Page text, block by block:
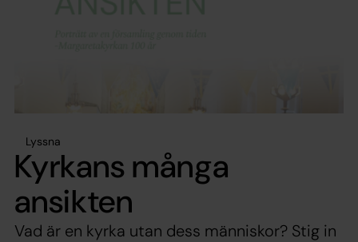
Lyssna
Kyrkans många
ansikten
Vad är en kyrka utan dess människor? Stig in